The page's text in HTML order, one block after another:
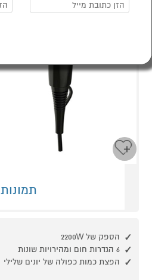
תמונות
הספק של 2200W
6 הגדרות חום ומהירויות שונות
הפצת כמות כפולה של יונים שלילי